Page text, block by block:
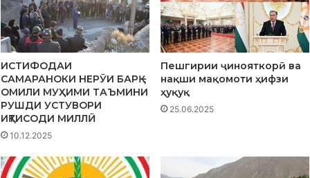
ИСТИФОДАИ
САМАРАНОКИ НЕРӮИ БАРҚ –
ОМИЛИ МУҲИМИ ТАЪМИНИ
РУШДИ УСТУВОРИ
ИҚТИСОДИ МИЛЛӢ
10.12.2025
Пешгирии ҷинояткорӣ ва
нақши мақомоти ҳифзи
ҳуқуқ
25.06.2025